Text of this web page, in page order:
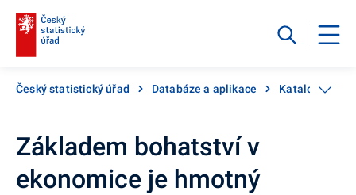
Český statistický úřad Databáze a aplikace Katalog
Základem bohatství v
ekonomice je hmotný